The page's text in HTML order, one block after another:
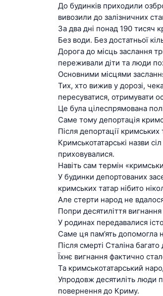
До будинків приходили
вивозили до залізничних
За два дні понад 190 тисяч
Без води. Без достатньої
Дорога до місць заслання
переживали діти та люди
Основними місцями
Тих, хто вижив у дорозі,
пересуватися, отримувати
Це була цілеспрямована
Саме тому депортація
Після депортації
Кримськотатарські назви
приховувалися.
Навіть сам термін
У будинки депортованих
кримських татар нібито
Але стерти народ не
Попри десятиліття
У родинах передавалися
Саме ця пам’ять допомогла
Після смерті Сталіна
Їхнє вигнання фактично
Та кримськотатарський
Упродовж десятиліть люди
повернення до Криму.